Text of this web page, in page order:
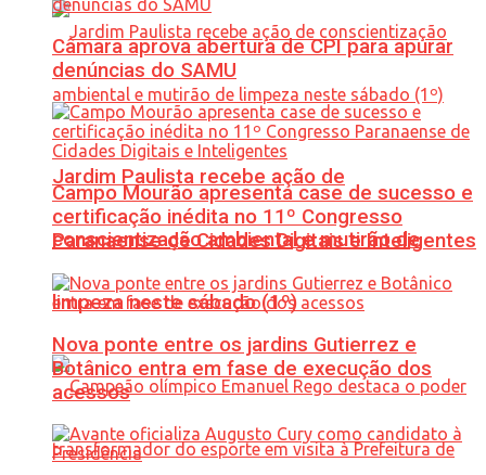
Jardim Paulista recebe ação de
conscientização ambiental e mutirão de
limpeza neste sábado (1º)
Câmara aprova abertura de CPI para apurar
denúncias do SAMU
Campo Mourão apresenta case de sucesso e
certificação inédita no 11º Congresso
Paranaense de Cidades Digitais e Inteligentes
Nova ponte entre os jardins Gutierrez e
Botânico entra em fase de execução dos
acessos